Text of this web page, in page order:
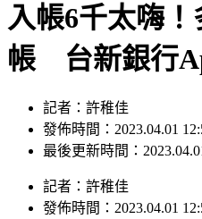
入帳6千太嗨
帳 台新銀行
記者：許稚佳
發佈時間：2023.04.01
最後更新時間：
記者 ： 許稚佳
發佈時間： 2023.04.01